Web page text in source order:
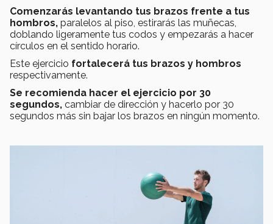
Comenzarás levantando tus brazos frente a tus
hombros, paralelos al piso, estirarás las muñecas,
doblando ligeramente tus codos y empezarás a hacer
círculos en el sentido horario.
Este ejercicio fortalecerá tus brazos y hombros
respectivamente.
Se recomienda hacer el ejercicio por 30
segundos, cambiar de dirección y hacerlo por 30
segundos más sin bajar los brazos en ningún momento.